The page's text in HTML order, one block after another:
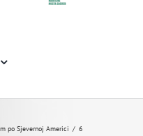
po Sjevernoj Americi 6